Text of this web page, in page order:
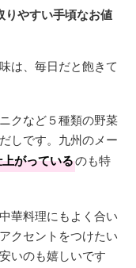
りやすい手頃なお値
は、毎日だと飽きて
クなど５種類の野菜
しです。九州のメー
がっているのも特
華料理にもよく合い
クセントをつけたい
いのも嬉しいです